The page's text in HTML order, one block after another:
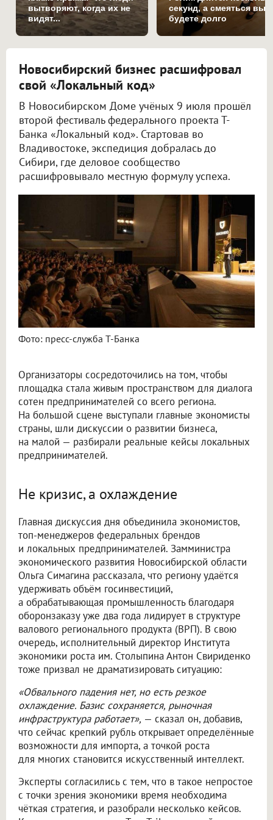
вытворяют, когда их не
видят...
секунд, а смеяться вы
будете долго
Новосибирский бизнес расшифровал
свой «Локальный код»
В Новосибирском Доме учёных 9 июля прошёл
второй фестиваль федерального проекта Т-
Банка «Локальный код». Стартовав во
Владивостоке, экспедиция добралась до
Сибири, где деловое сообщество
расшифровывало местную формулу успеха.
Фото: пресс-служба Т-Банка
Организаторы сосредоточились на том, чтобы
площадка стала живым пространством для диалога
сотен предпринимателей со всего региона.
На большой сцене выступали главные экономисты
страны, шли дискуссии о развитии бизнеса,
на малой — разбирали реальные кейсы локальных
предпринимателей.
Не кризис, а охлаждение
Главная дискуссия дня объединила экономистов,
топ-менеджеров федеральных брендов
и локальных предпринимателей. Замминистра
экономического развития Новосибирской области
Ольга Симагина рассказала, что региону удаётся
удерживать объём госинвестиций,
а обрабатывающая промышленность благодаря
оборонзаказу уже два года лидирует в структуре
валового регионального продукта (ВРП). В свою
очередь, исполнительный директор Института
экономики роста им. Столыпина Антон Свириденко
тоже призвал не драматизировать ситуацию:
«Обвального падения нет, но есть резкое
охлаждение. Базис сохраняется, рыночная
инфраструктура работает», — сказал он, добавив,
что сейчас крепкий рубль открывает определённые
возможности для импорта, а точкой роста
для многих становится искусственный интеллект.
Эксперты согласились с тем, что в такое непростое
с точки зрения экономики время необходима
чёткая стратегия, и разобрали несколько кейсов.